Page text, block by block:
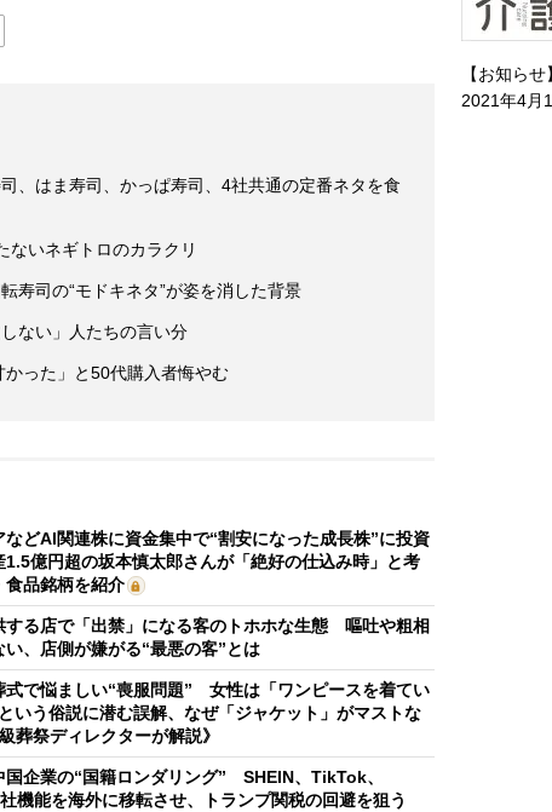
、はま寿司、かっぱ寿司、4社共通の定番ネタを食
いネギトロのカラクリ
司の“モドキネタ”が姿を消した背景
ない」人たちの言い分
った」と50代購入者悔やむ
などAI関連株に資金集中で“割安になった成長株”に投資
億円超の坂本慎太郎さんが「絶好の仕込み時」と考
食品銘柄を紹介
する店で「出禁」になる客のトホホな生態 嘔吐や粗相
い、店側が嫌がる“最悪の客”とは
式で悩ましい“喪服問題” 女性は「ワンピースを着てい
いう俗説に潜む誤解、なぜ「ジャケット」がマストな
葬祭ディレクターが解説》
国企業の“国籍ロンダリング” SHEIN、TikTok、
機能を海外に移転させ、トランプ関税の回避を狙う
【お知らせ】
2021年4月